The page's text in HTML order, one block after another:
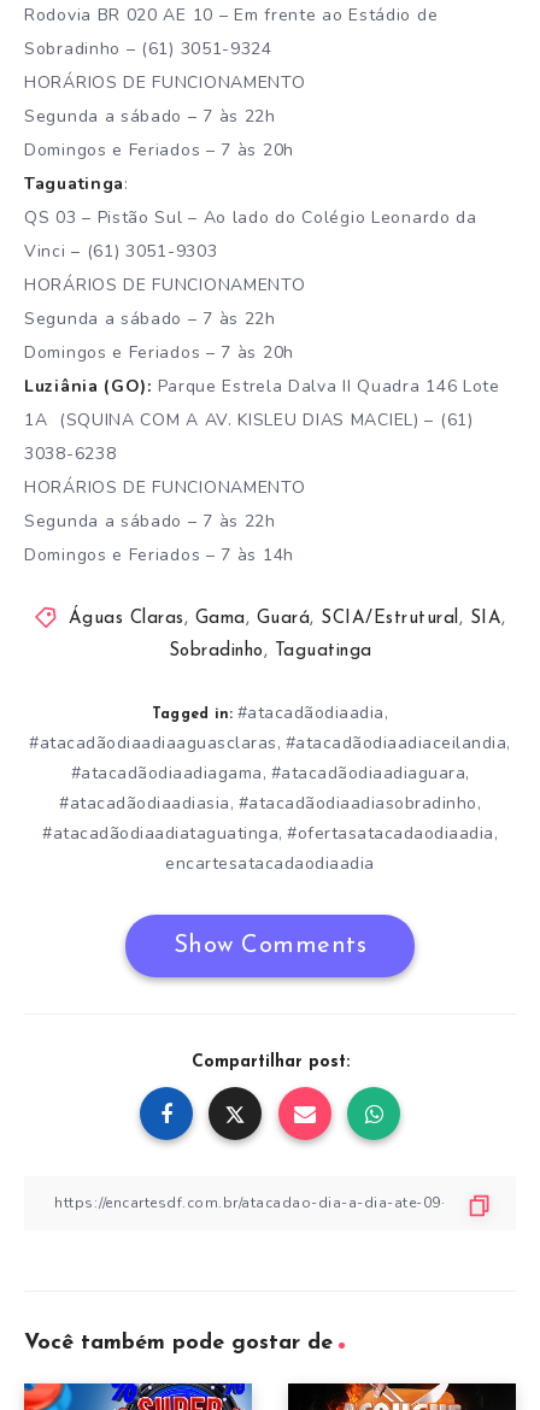
Rodovia BR 020 AE 10 – Em frente ao Estádio de
Sobradinho – (61) 3051-9324
HORÁRIOS DE FUNCIONAMENTO
Segunda a sábado – 7 às 22h
Domingos e Feriados – 7 às 20h
Taguatinga:
QS 03 – Pistão Sul – Ao lado do Colégio Leonardo da
Vinci – (61) 3051-9303
HORÁRIOS DE FUNCIONAMENTO
Segunda a sábado – 7 às 22h
Domingos e Feriados – 7 às 20h
Luziânia (GO): Parque Estrela Dalva II Quadra 146 Lote
1A​ (SQUINA COM A AV. KISLEU DIAS MACIEL) – (61)
3038-6238
HORÁRIOS DE FUNCIONAMENTO
Segunda a sábado – 7 às 22h
Domingos e Feriados – 7 às 14h
Águas Claras , Gama , Guará, SCIA/Estrutural , SIA,
Sobradinho , Taguatinga
Tagged in: #atacadãodiaadia,
#atacadãodiaadiaaguasclaras, #atacadãodiaadiaceilandia,
#atacadãodiaadiagama, #atacadãodiaadiaguara,
#atacadãodiaadiasia, #atacadãodiaadiasobradinho,
#atacadãodiaadiataguatinga, #ofertasatacadaodiaadia,
encartesatacadaodiaadia
Show Comments
Compartilhar post:
Você também pode gostar de